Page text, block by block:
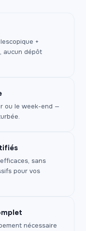
+
aucun dépôt
ou le week-end —
sans
pour vos
nécessaire